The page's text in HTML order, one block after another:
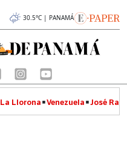
30.5°C | PANAMÁ
La Llorona Venezuela José